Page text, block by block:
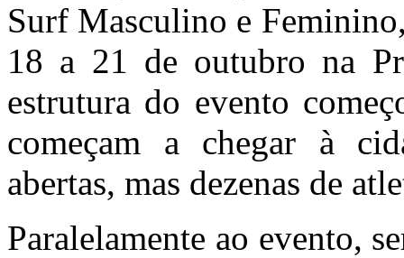
Surf Masculino e
18 a 21 de outubro na
estrutura do evento
começam a chegar à
abertas, mas dezenas de
Paralelamente ao evento,